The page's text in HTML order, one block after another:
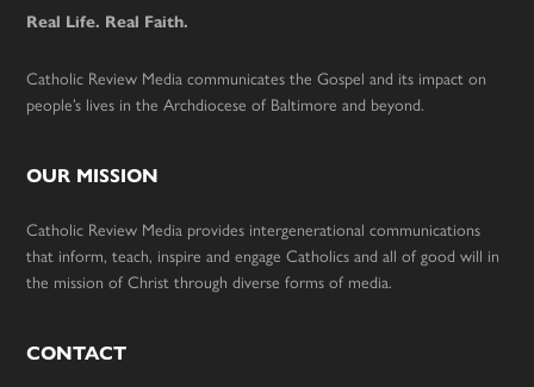
Real Life. Real Faith.
Catholic Review Media communicates the Gospel and its impact on
people’s lives in the Archdiocese of Baltimore and beyond.
OUR MISSION
Catholic Review Media provides intergenerational communications
that inform, teach, inspire and engage Catholics and all of good will in
the mission of Christ through diverse forms of media.
CONTACT